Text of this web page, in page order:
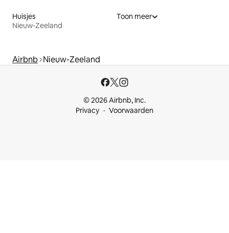
Huisjes
Nieuw-Zeeland
Toon meer
Airbnb Nieuw-Zeeland
© 2026 Airbnb, Inc.
Privacy
Voorwaarden